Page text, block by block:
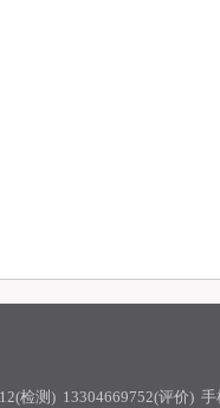
检测) 13304669752(评价)